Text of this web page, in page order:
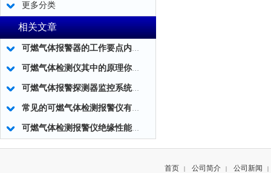
更多分类
相关文章
可燃气体报警器的工作要点内容和优化工作
可燃气体检测仪其中的原理你真的知道吗?
可燃气体报警探测器监控系统的调试要求
常见的可燃气体检测报警仪有哪些类型？
可燃气体检测报警仪绝缘性能的主要因素
首页 | 公司简介 | 公司新闻 |